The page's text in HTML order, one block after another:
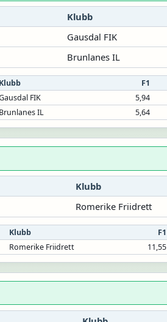
Klubb
Gausdal FIK
Brunlanes IL
Klubb F1
FIK 5,94
Brunlanes IL 5,64
Klubb
Romerike Friidrett
Klubb F1
Romerike Friidrett 11,55